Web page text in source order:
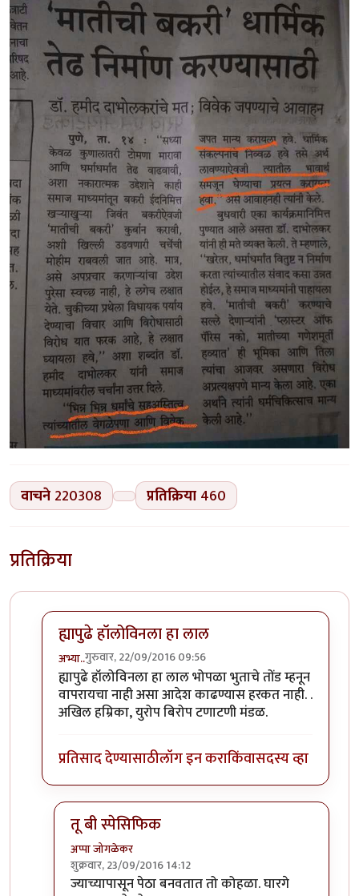
वाचने 220308 प्रतिक्रिया 460
प्रतिक्रिया
ह्यापुढे हॉलोविनला हा लाल
अभ्या..गुरुवार, 22/09/2016 09:56
In reply toकोहळा (Benincasa hispida)byडॉ सुहास
ह्यापुढे हॉलोविनला हा लाल भोपळा भुताचे तोंड म्हनून
वापरायचा नाही असा आदेश काढण्यास हरकत नाही. .
अखिल हम्रिका, युरोप बिरोप टणाटणी मंडळ.
प्रतिसाद देण्यासाठीलॉग इन कराकिंवासदस्य व्हा
तू बी स्पेसिफिक
अप्पा जोगळेकर
शुक्रवार, 23/09/2016 14:12
In reply toतांबडा भोपळा टू बी स्पेसिफिक.by
ज्याच्यापासून पेठा बनवतात तो कोहळा. घारगे